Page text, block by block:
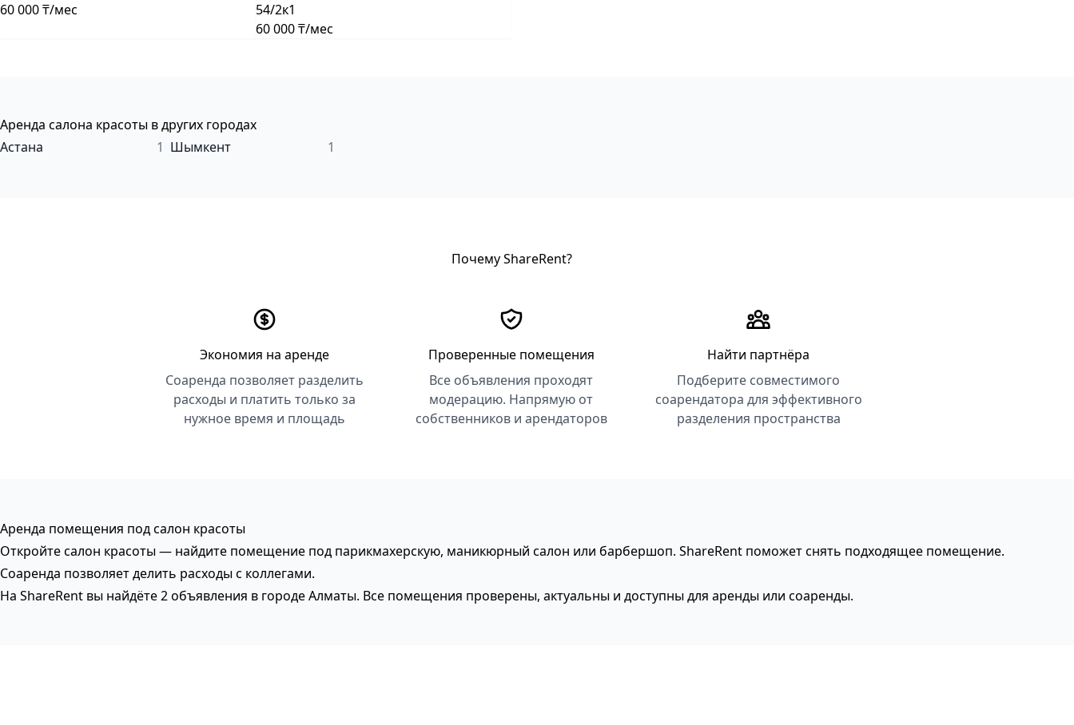
60 000 ₸/мес
54/2к1
60 000 ₸/мес
Аренда салона красоты в других городах
Астана
1 Шымкент 1
Почему ShareRent?
Экономия на аренде
Соаренда позволяет разделить
расходы и платить только за
нужное время и площадь
Проверенные помещения
Все объявления проходят
модерацию. Напрямую от
собственников и арендаторов
Найти партнёра
Подберите совместимого
соарендатора для эффективного
разделения пространства
Аренда помещения под салон красоты
Откройте салон красоты — найдите помещение под парикмахерскую, маникюрный салон или барбершоп. ShareRent поможет снять подходящее помещение.
Соаренда позволяет делить расходы с коллегами.
На ShareRent вы найдёте 2 объявления в городе Алматы. Все помещения проверены, актуальны и доступны для аренды или соаренды.